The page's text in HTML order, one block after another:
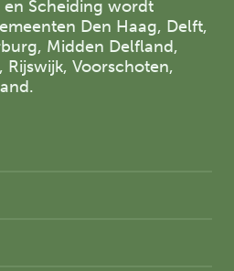
en Scheiding wordt
Den Haag, Delft,
Midden Delfland,
Voorschoten,